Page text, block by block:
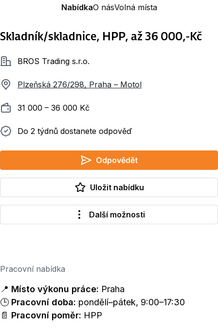
NabídkaO násVolná místa
Skladník/skladnice, HPP, až 36 000,-Kč
SpolečnostBROS Trading s.r.o.
Plzeňská 276/298, Praha – Motol
Plat 31 000 ‍–‍ 36 000 Kč
Do 2 týdnů dostanete odpověď
Do 2 týdnů dostanete odpověď
Odpovědět
Uložit nabídku
Další možnosti
Pracovní nabídka
📍 Místo výkonu práce: Praha
🕒 Pracovní doba: pondělí–pátek, 9:00–17:30
📄 Pracovní poměr: HPP